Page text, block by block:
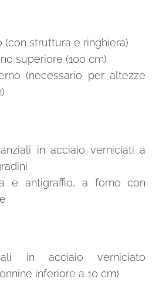
(con struttura e ringhiera)
superiore (100 cm)
(necessario per altezze
in acciaio verniciati a
e antigraffio, a forno con
in acciaio verniciato
inferiore a 10 cm)